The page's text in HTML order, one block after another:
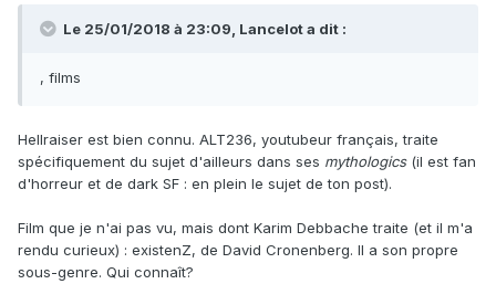
Le 25/01/2018 à 23:09, Lancelot a dit :
, films
Hellraiser est bien connu. ALT236, youtubeur français, traite
spécifiquement du sujet d'ailleurs dans ses mythologics(il est fan
d'horreur et de dark SF : en plein le sujet de ton post).
Film que je n'ai pas vu, mais dont Karim Debbache traite (et il m'a
rendu curieux) : existenZ, de David Cronenberg. Il a son propre
sous-genre. Qui connaît?